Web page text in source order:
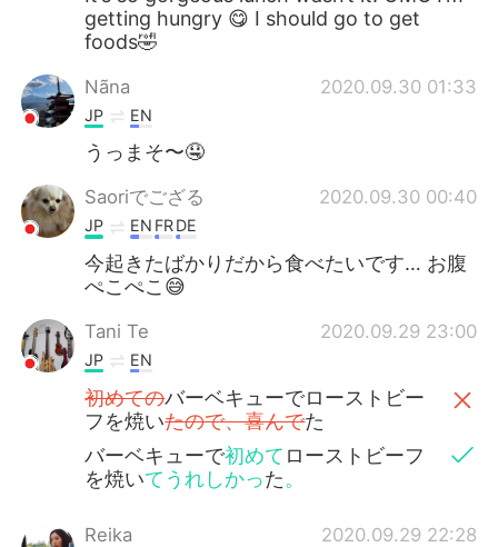
getting hungry 😋 I should go to get
foods🤣
Nãna 2020.09.30 01:33
JP EN
うっまそ〜🤤
Saoriでござる 2020.09.30 00:40
JP EN FRDE
今起きたばかりだから食べたいです… お腹
ぺこぺこ😅
Tani Te 2020.09.29 23:00
JP EN
初めてのバーベキューでローストビー
フを焼いたので、喜んでた
バーベキューで初めて ローストビーフ
を焼いてうれしかった。
Reika 2020.09.29 22:28